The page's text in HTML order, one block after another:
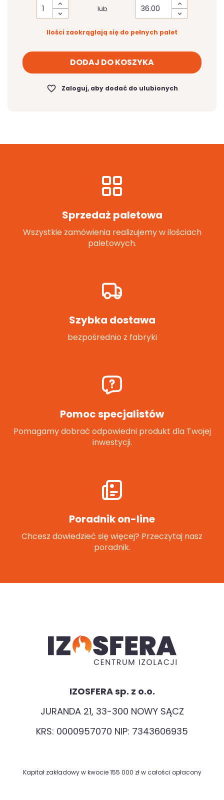
lub
Ilości zaokrąglają się do pełnych palet
DODAJ DO KOSZYKA
favorite_border Zaloguj, aby dodać do ulubionych
Sprzedaż paletowa
Wszystkie zamówienia realizujemy w ilościach
paletowych.
Szybka dostawa
bezpośrednio z fabryki
Pomoc specjalistów
Pomagamy dobrać odpowiedni produkt dla Twojej
inwestycji.
Poradnik on-line
Chcesz dowiedzieć się więcej? Przeczytaj nasz
poradnik.
IZOSFERA sp. z o.o.
JURANDA 21, 33-300 NOWY SĄCZ
KRS: 0000957070 NIP: 7343606935
Kapitał zakładowy w kwocie 155 000 zł w całości opłacony